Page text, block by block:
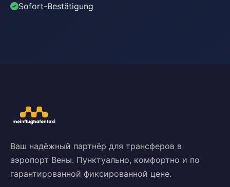
Sofort-Bestätigung
Ваш надёжный партнёр для трансферов в
аэропорт Вены. Пунктуально, комфортно и по
гарантированной фиксированной цене.